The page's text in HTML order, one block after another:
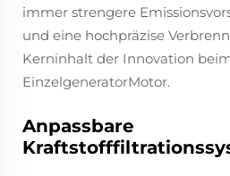
immer strengere
und eine hochpräzise
Kerninhalt der Innovation
EinzelgeneratorMotor.
Anpassbare